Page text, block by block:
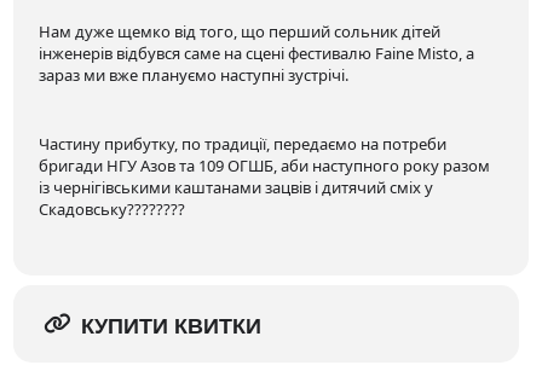
Нам дуже щемко від того, що перший сольник дітей
інженерів відбувся саме на сцені фестивалю Faine Misto, а
зараз ми вже плануємо наступні зустрічі.
Частину прибутку, по традиції, передаємо на потреби
бригади НГУ Азов та 109 ОГШБ, аби наступного року разом
із чернігівськими каштанами зацвів і дитячий сміх у
Скадовську????????
КУПИТИ КВИТКИ